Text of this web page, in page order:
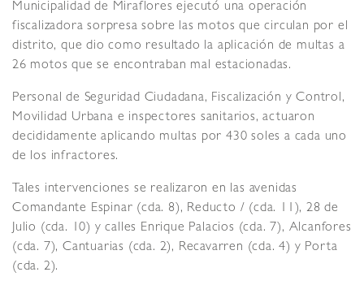
Municipalidad de Miraflores ejecutó una operación
fiscalizadora sorpresa sobre las motos que circulan por el
distrito, que dio como resultado la aplicación de multas a
26 motos que se encontraban mal estacionadas.
Personal de Seguridad Ciudadana, Fiscalización y Control,
Movilidad Urbana e inspectores sanitarios, actuaron
decididamente aplicando multas por 430 soles a cada uno
de los infractores.
Tales intervenciones se realizaron en las avenidas
Comandante Espinar (cda. 8), Reducto / (cda. 11), 28 de
Julio (cda. 10) y calles Enrique Palacios (cda. 7), Alcanfores
(cda. 7), Cantuarias (cda. 2), Recavarren (cda. 4) y Porta
(cda. 2).